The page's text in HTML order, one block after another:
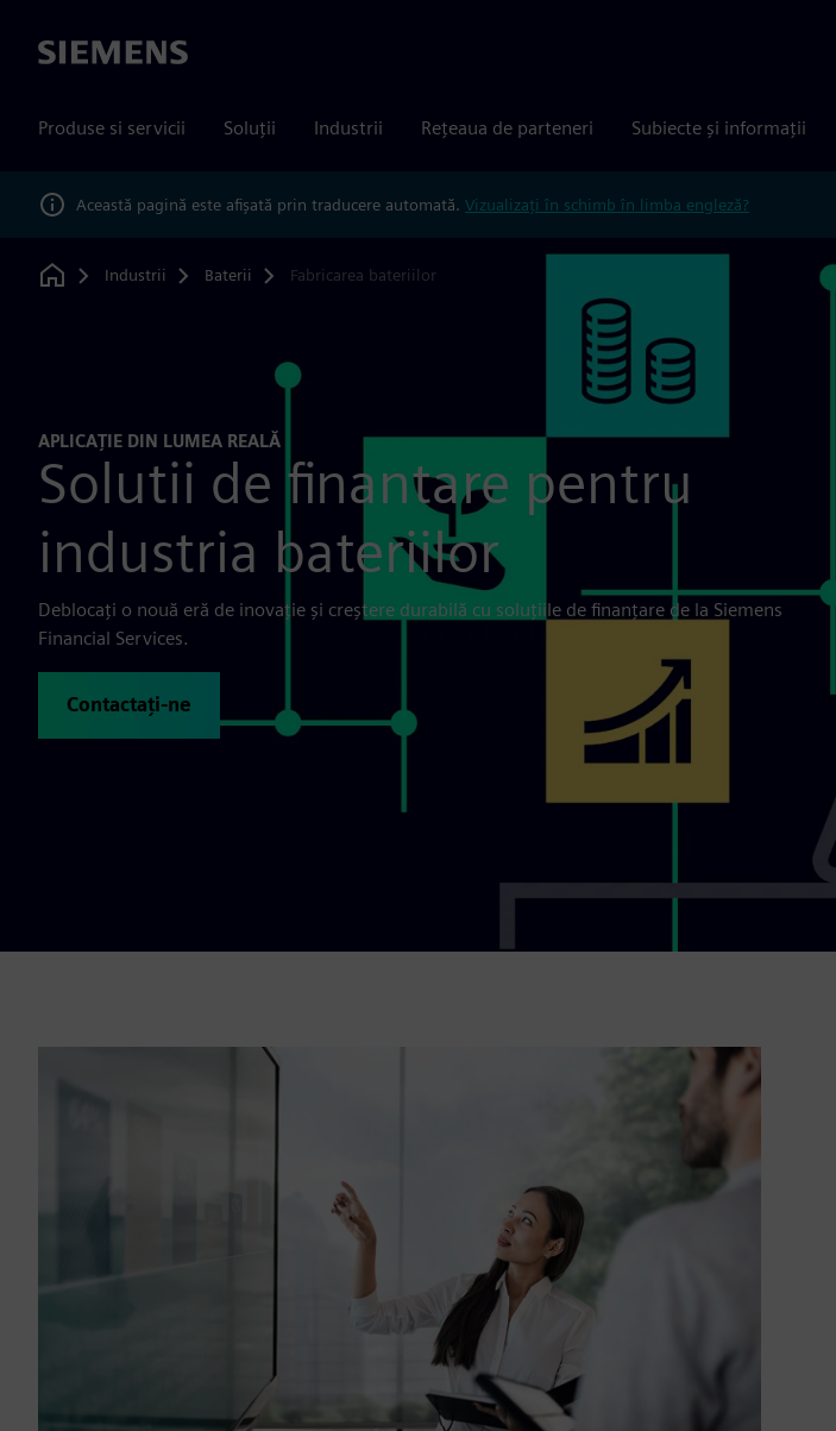
Siemens
Produse si servicii Soluții Industrii Rețeaua de parteneri Subiecte și informații
Această pagină este afișată prin traducere automată. Vizualizați în schimb în limba engleză?
Home
Industrii Baterii Fabricarea bateriilor
APLICAȚIE DIN LUMEA REALĂ
Solutii de finantare pentru
industria bateriilor
Deblocați o nouă eră de inovație și creștere durabilă cu soluțiile de finanțare de la Siemens
Financial Services.
Contactați-ne